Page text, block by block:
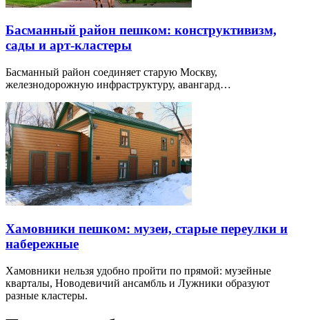
Басманный район пешком: конструктивизм,
сады и арт-кластеры
Басманный район соединяет старую Москву,
железнодорожную инфраструктуру, авангард…
Хамовники пешком: музеи, старые переулки и
набережные
Хамовники нельзя удобно пройти по прямой: музейные
кварталы, Новодевичий ансамбль и Лужники образуют
разные кластеры.